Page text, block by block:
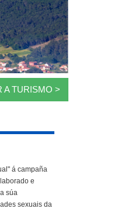
A TURISMO >
á campaña
e
súa
sexuais da